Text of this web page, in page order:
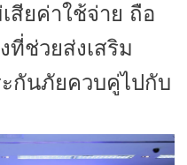
สียค่าใช้จ่าย ถือ
ที่ช่วยส่งเสริม
กันภัยควบคู่ไปกับ